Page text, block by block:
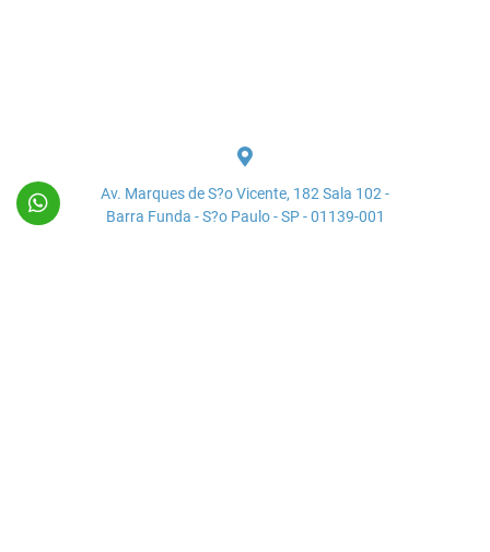
Av. Marques de S?o Vicente, 182 Sala 102 -
Barra Funda - S?o Paulo - SP - 01139-001